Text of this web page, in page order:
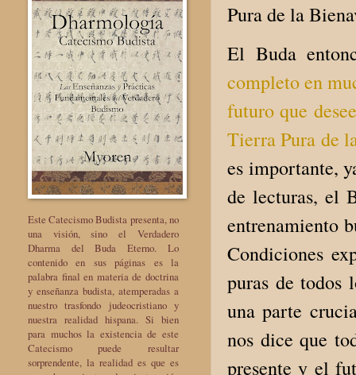
Pura de la
El Buda
completo en
futuro que
Tierra Pura de
es importante,
de lecturas, el
entrenamiento
Condiciones
puras de todos
una parte
nos dice que
presente y el
Este Catecismo Budista presenta, no
una visión, sino el Verdadero
Dharma del Buda Eterno. Lo
contenido en sus páginas es la
palabra final en materia de doctrina
y enseñanza budista, atemperadas a
nuestro trasfondo judeocristiano y
nuestra realidad hispana. Si bien
para muchos la existencia de este
Catecismo puede resultar
sorprendente, la realidad es que es